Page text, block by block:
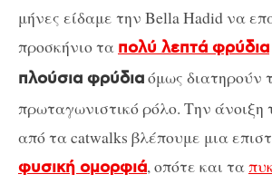
μήνες είδαμε την Bella Hadid να
προσκήνιο τα πολύ λεπτά φρύδια
πλούσια φρύδιαόμως διατηρούν
πρωταγωνιστικό ρόλο. Την άνοιξη
από τα catwalks βλέπουμε μια
φυσική ομορφιά, οπότε και τα